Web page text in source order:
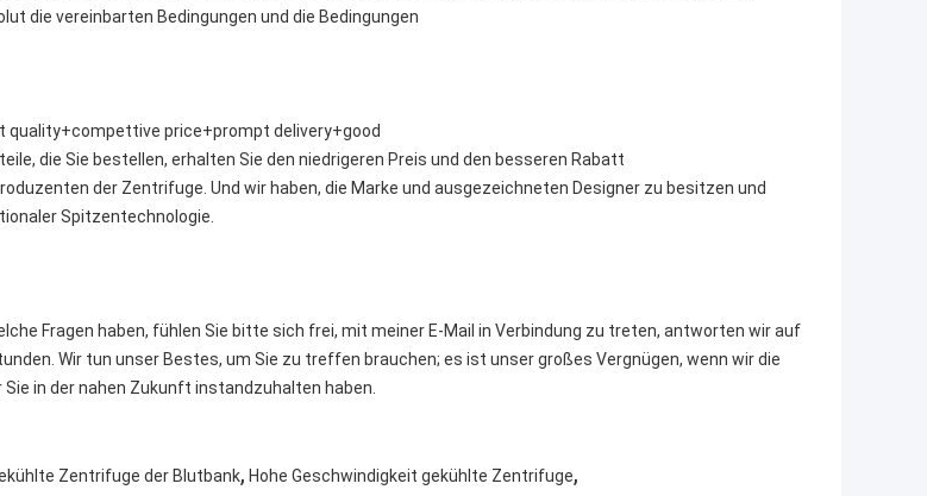
die vereinbarten Bedingungen und die Bedingungen
quality+compettive price+prompt delivery+good
die Sie bestellen, erhalten Sie den niedrigeren Preis und den besseren Rabatt
der Zentrifuge. Und wir haben, die Marke und ausgezeichneten Designer zu besitzen und
Spitzentechnologie.
Fragen haben, fühlen Sie bitte sich frei, mit meiner E-Mail in Verbindung zu treten, antworten wir auf
Wir tun unser Bestes, um Sie zu treffen brauchen; es ist unser großes Vergnügen, wenn wir die
Sie in der nahen Zukunft instandzuhalten haben.
Zentrifuge der Blutbank, Hohe Geschwindigkeit gekühlte Zentrifuge,